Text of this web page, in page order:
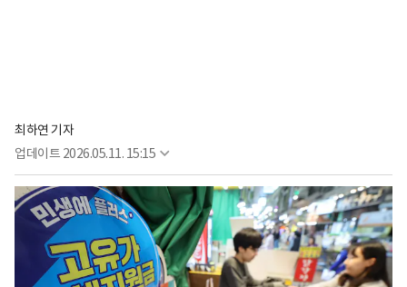
최하연 기자
업데이트 2026.05.11. 15:15